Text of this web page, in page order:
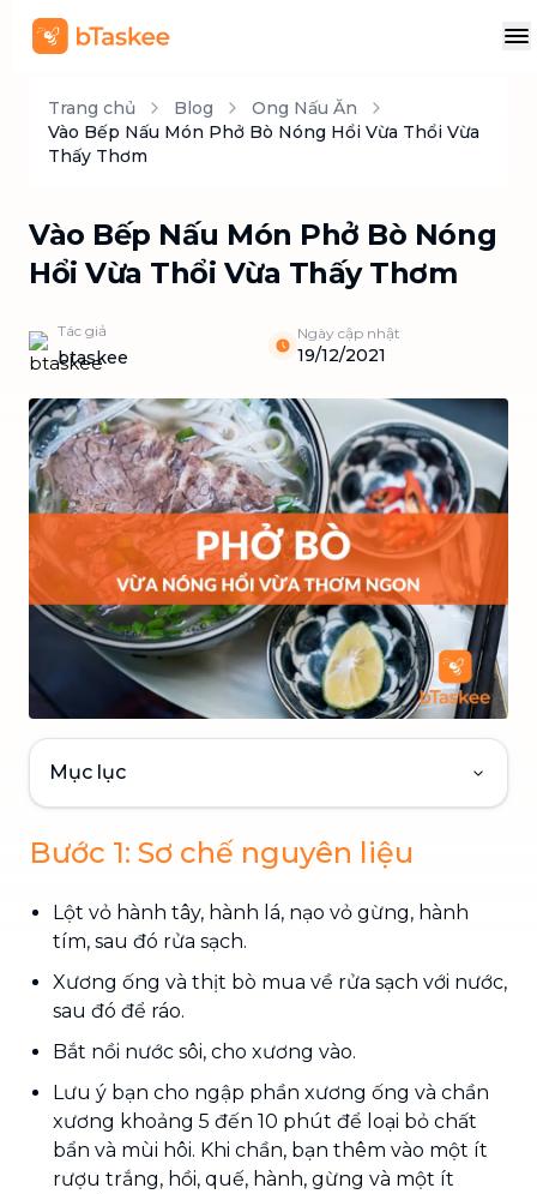
Trang chủ Blog
Ong Nấu Ăn
Vào Bếp Nấu Món Phở Bò Nóng Hổi Vừa Thổi Vừa
Thấy Thơm
Vào Bếp Nấu Món Phở Bò Nóng
Hổi Vừa Thổi Vừa Thấy Thơm
Tác giả
btaskee
Ngày cập nhật
19/12/2021
Mục lục
Bước 1: Sơ chế nguyên liệu
Lột vỏ hành tây, hành lá, nạo vỏ gừng, hành
tím, sau đó rửa sạch.
Xương ống và thịt bò mua về rửa sạch với nước,
sau đó để ráo.
Bắt nồi nước sôi, cho xương vào.
Lưu ý bạn cho ngập phần xương ống và chần
xương khoảng 5 đến 10 phút để loại bỏ chất
bẩn và mùi hôi. Khi chần, bạn thêm vào một ít
rượu trắng, hồi, quế, hành, gừng và một ít